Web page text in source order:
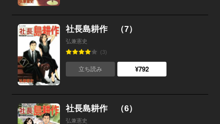
社長島耕作 （7）
弘兼憲史
(3)
立ち読み ¥792
社長島耕作 （6）
弘兼憲史